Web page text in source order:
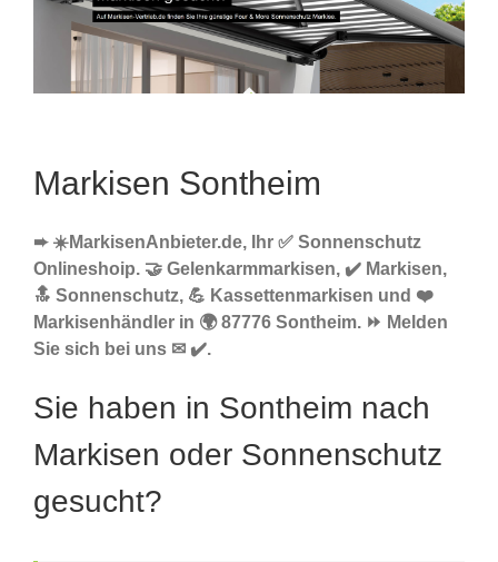
Markisen Sontheim
➨ ☀️MarkisenAnbieter.de, Ihr ✅ Sonnenschutz
Onlineshoip. 🤝 Gelenkarmmarkisen, ✔️ Markisen,
🔝 Sonnenschutz, 💪 Kassettenmarkisen und ❤️
Markisenhändler in 🌍 87776 Sontheim. ⏩ Melden
Sie sich bei uns ✉ ✔️.
Sie haben in Sontheim nach
Markisen oder Sonnenschutz
gesucht?